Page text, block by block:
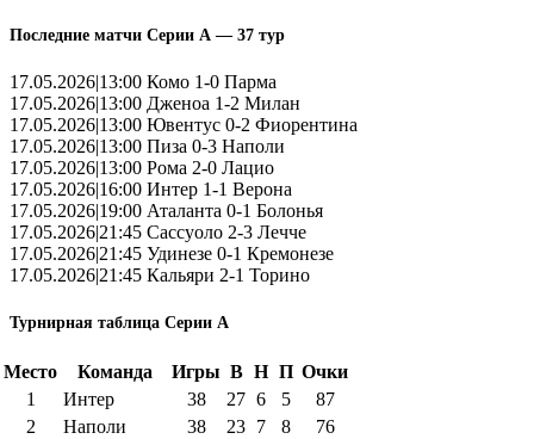
Последние матчи Серии А — 37 тур
17.05.2026|13:00 Комо 1-0 Парма
17.05.2026|13:00 Дженоа 1-2 Милан
17.05.2026|13:00 Ювентус 0-2 Фиорентина
17.05.2026|13:00 Пиза 0-3 Наполи
17.05.2026|13:00 Рома 2-0 Лацио
17.05.2026|16:00 Интер 1-1 Верона
17.05.2026|19:00 Аталанта 0-1 Болонья
17.05.2026|21:45 Сассуоло 2-3 Лечче
17.05.2026|21:45 Удинезе 0-1 Кремонезе
17.05.2026|21:45 Кальяри 2-1 Торино
Турнирная таблица Серии А
Место Команда Игры В Н П Очки
1
Интер 38 27 6 5
87
2
Наполи 38 23 7 8
76